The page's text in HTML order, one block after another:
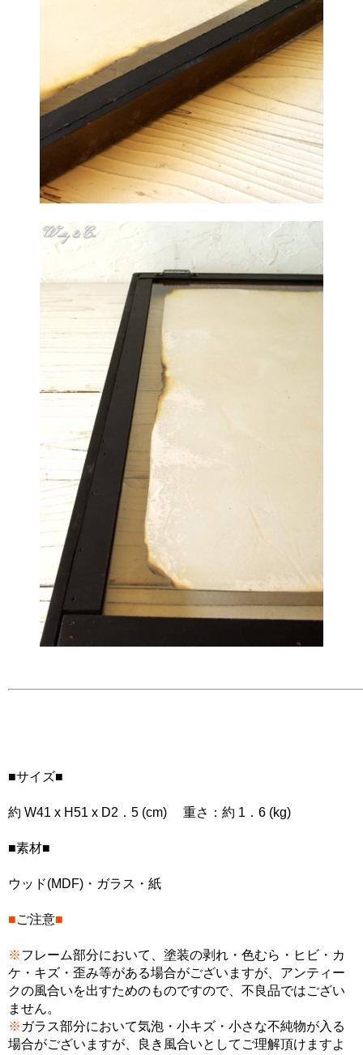
■サイズ■
約 W41 x H51 x D2．5 (cm) 重さ：約 1．6 (kg)
■素材■
ウッド(MDF)・ガラス・紙
■ご注意■
※フレーム部分において、塗装の剥れ・色むら・ヒビ・カ
ケ・キズ・歪み等がある場合がございますが、アンティー
クの風合いを出すためのものですので、不良品ではござい
ません。
※ ガラス部分において気泡・小キズ・小さな不純物が入る
場合がございますが、良き風合いとしてご理解頂けますよ